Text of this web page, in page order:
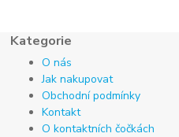
Kategorie
O nás
Jak nakupovat
Obchodní podmínky
Kontakt
O kontaktních čočkách